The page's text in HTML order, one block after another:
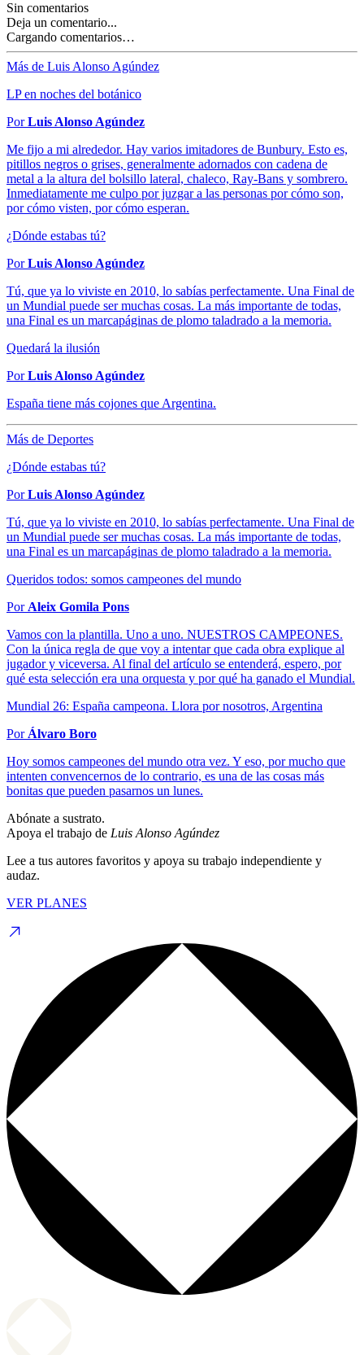
Sin comentarios
Deja un comentario...
Cargando comentarios…
Más de Luis Alonso Agúndez
LP en noches del botánico
PorLuis Alonso Agúndez
Me fijo a mi alrededor. Hay varios imitadores de Bunbury. Esto es,
pitillos negros o grises, generalmente adornados con cadena de
metal a la altura del bolsillo lateral, chaleco, Ray-Bans y sombrero.
Inmediatamente me culpo por juzgar a las personas por cómo son,
por cómo visten, por cómo esperan.
¿Dónde estabas tú?
PorLuis Alonso Agúndez
Tú, que ya lo viviste en 2010, lo sabías perfectamente. Una Final de
un Mundial puede ser muchas cosas. La más importante de todas,
una Final es un marcapáginas de plomo taladrado a la memoria.
Quedará la ilusión
PorLuis Alonso Agúndez
España tiene más cojones que Argentina.
Más de Deportes
¿Dónde estabas tú?
PorLuis Alonso Agúndez
Tú, que ya lo viviste en 2010, lo sabías perfectamente. Una Final de
un Mundial puede ser muchas cosas. La más importante de todas,
una Final es un marcapáginas de plomo taladrado a la memoria.
Queridos todos: somos campeones del mundo
Por Aleix Gomila Pons
Vamos con la plantilla. Uno a uno. NUESTROS CAMPEONES.
Con la única regla de que voy a intentar que cada obra explique al
jugador y viceversa. Al final del artículo se entenderá, espero, por
qué esta selección era una orquesta y por qué ha ganado el Mundial.
Mundial 26: España campeona. Llora por nosotros, Argentina
Por Álvaro Boro
Hoy somos campeones del mundo otra vez. Y eso, por mucho que
intenten convencernos de lo contrario, es una de las cosas más
bonitas que pueden pasarnos un lunes.
Abónate a sustrato.
Apoya el trabajo de Luis Alonso Agúndez
Lee a tus autores favoritos y apoya su trabajo independiente y
audaz.
VER PLANES